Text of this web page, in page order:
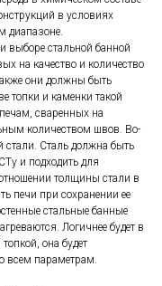
в условиях
диапазоне.
выборе стальной банной
на качество и количество
они должны быть
топки и каменки такой
сваренных на
количеством швов. Во-
стали. Сталь должна быть
и подходить для
толщины стали в
печи при сохранении ее
стальные банные
Логичнее будет в
она будет
всем параметрам.